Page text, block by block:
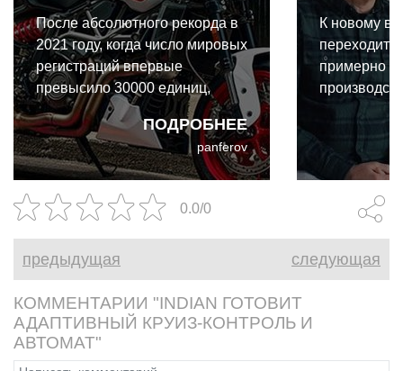
ПОДРОБНЕЕ
После абсолютного рекорда в
2021 году, когда число мировых
регистраций впервые
превысило 30000 единиц,
Indian вступили в
четырёхлетний спад. К 2025
году количество регистраций
упало до 24421 единицы.
panferov
К новому
переходит
примерно
Спирит-
сделку
дизайна в
Миннесота.
0.0/0
предыдущая следующая
КОММЕНТАРИИ "INDIAN ГОТОВИТ
АДАПТИВНЫЙ КРУИЗ-КОНТРОЛЬ И
АВТОМАТ"